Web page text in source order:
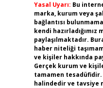
Yasal Uyarı: Bu
marka, kurum veya
bağlantısı
kendi hazırladığımız
paylaşılmaktadır.
haber niteliği
ve kişiler hakkında
Gerçek kurum ve
tamamen
halindedir ve tavsiye